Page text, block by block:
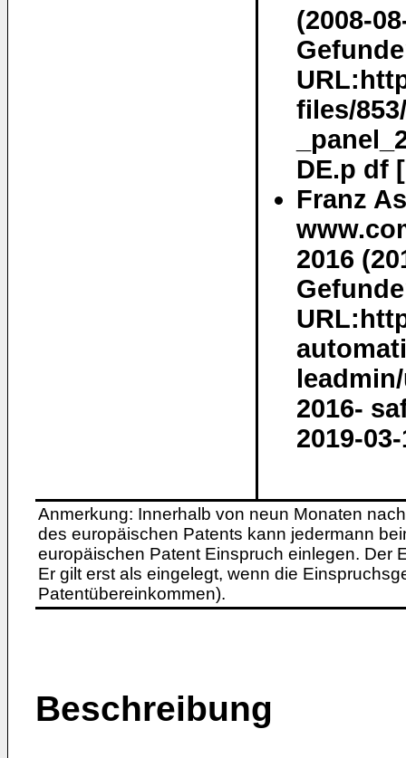
(2008-
files/
DE.p df
Franz
2016
2016-
2019-
Anmerkung: Innerhalb von neun Monaten
des europäischen Patents kann jedermann
europäischen Patent Einspruch einlegen. Der
Er gilt erst als eingelegt, wenn die
Patentübereinkommen).
Beschreibung